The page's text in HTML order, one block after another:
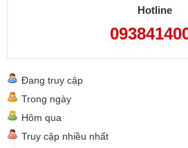
Hotline
Đang truy cập
Trong ngày
Hôm qua
Truy cập nhiều nhất